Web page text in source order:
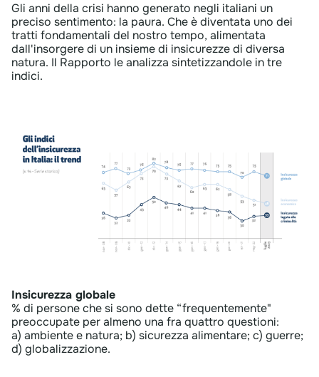
Gli anni della crisi hanno generato negli italiani un
preciso sentimento: la paura. Che è diventata uno dei
tratti fondamentali del nostro tempo, alimentata
dall'insorgere di un insieme di insicurezze di diversa
natura. Il Rapporto le analizza sintetizzandole in tre
indici.​
Insicurezza globale
% di persone che si sono dette “frequentemente"
preoccupate per almeno una fra quattro questioni:
a) ambiente e natura; b) sicurezza alimentare; c) guerre;
d) globalizzazione.